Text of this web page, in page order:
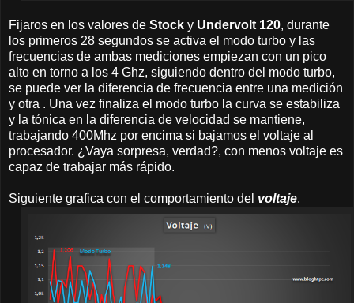
Fijaros en los valores de Stock y Undervolt 120, durante
los primeros 28 segundos se activa el modo turbo y las
frecuencias de ambas mediciones empiezan con un pico
alto en torno a los 4 Ghz, siguiendo dentro del modo turbo,
se puede ver la diferencia de frecuencia entre una medición
y otra . Una vez finaliza el modo turbo la curva se estabiliza
y la tónica en la diferencia de velocidad se mantiene,
trabajando 400Mhz por encima si bajamos el voltaje al
procesador. ¿Vaya sorpresa, verdad?, con menos voltaje es
capaz de trabajar más rápido.
Siguiente grafica con el comportamiento del voltaje.